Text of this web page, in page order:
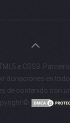
e CSS3.
donaciones en
de contenido con
©